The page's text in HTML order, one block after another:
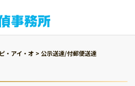
・アイ・オ > 公示送達/付郵便送達